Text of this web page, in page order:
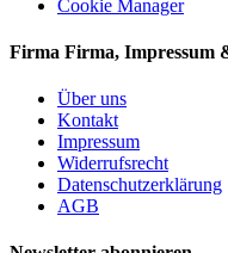
Cookie Manager
Firma Firma, Impressum
Über uns
Kontakt
Impressum
Widerrufsrecht
Datenschutzerklärung
AGB